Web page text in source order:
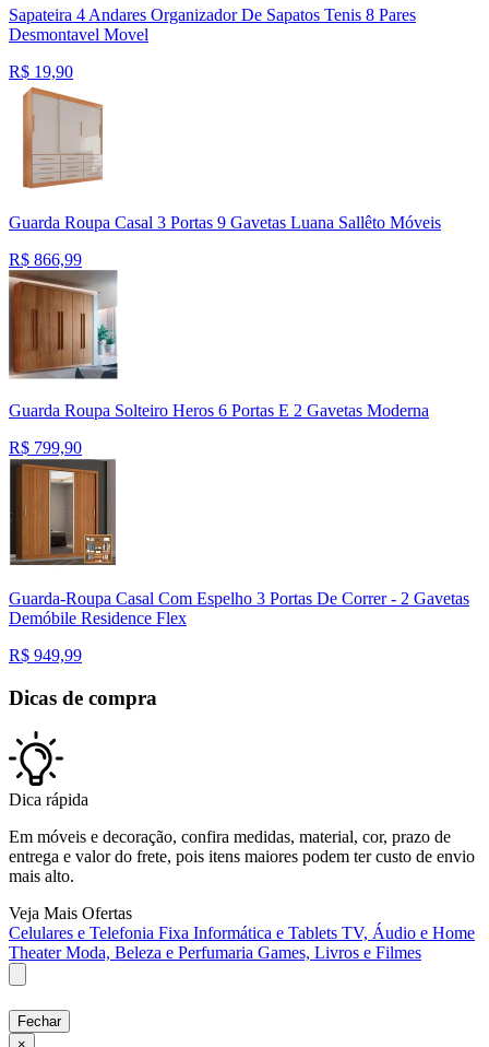
Sapateira 4 Andares Organizador De Sapatos Tenis 8 Pares
Desmontavel Movel
R$ 19,90
Guarda Roupa Casal 3 Portas 9 Gavetas Luana Sallêto Móveis
R$ 866,99
Guarda Roupa Solteiro Heros 6 Portas E 2 Gavetas Moderna
R$ 799,90
Guarda-Roupa Casal Com Espelho 3 Portas De Correr - 2 Gavetas
Demóbile Residence Flex
R$ 949,99
Dicas de compra
Dica rápida
Em móveis e decoração, confira medidas, material, cor, prazo de
entrega e valor do frete, pois itens maiores podem ter custo de envio
mais alto.
Veja Mais Ofertas
Celulares e Telefonia Fixa Informática e Tablets TV, Áudio e Home
TheaterModa, Beleza e Perfumaria Games, Livros e Filmes
Fechar